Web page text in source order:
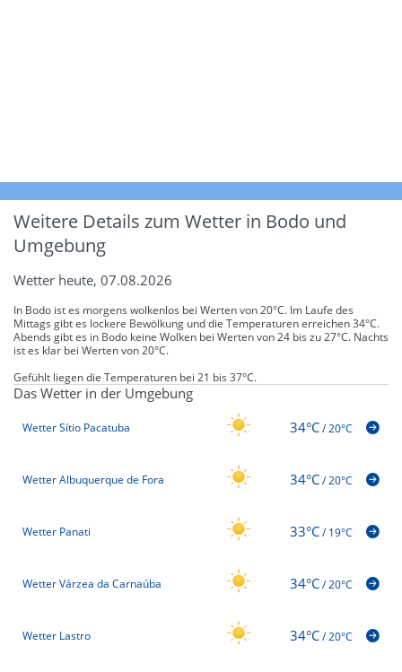
Weitere Details zum Wetter in Bodo und
Umgebung
Wetter heute, 07.08.2026
In Bodo ist es morgens wolkenlos bei Werten von 20°C. Im Laufe des
Mittags gibt es lockere Bewölkung und die Temperaturen erreichen 34°C.
Abends gibt es in Bodo keine Wolken bei Werten von 24 bis zu 27°C. Nachts
ist es klar bei Werten von 20°C.
Gefühlt liegen die Temperaturen bei 21 bis 37°C.
Das Wetter in der Umgebung
Wetter Sítio Pacatuba 34°C/20°C
Wetter Albuquerque de Fora 34°C/20°C
Wetter Panati 33°C/19°C
Wetter Várzea da Carnaúba 34°C/20°C
Wetter Lastro 34°C/20°C